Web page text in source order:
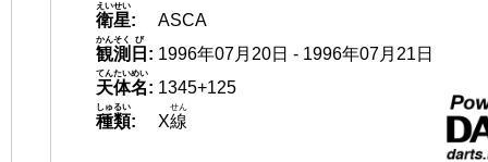
衛星
えいせい
:
ASCA
観測
かんそく
日
び
: 1996年07月20日 - 1996年07月21日
天体名
てんたいめい
: 1345+125
種類
しゅるい
: X線
せん